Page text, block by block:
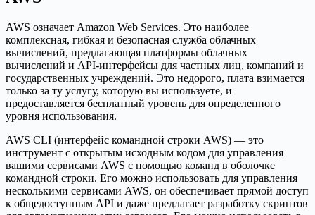
AWS означает Amazon Web Services. Это наиболее
комплексная, гибкая и безопасная служба облачных
вычислений, предлагающая платформы облачных
вычислений и API-интерфейсы для частных лиц, компаний и
государственных учреждений. Это недорого, плата взимается
только за ту услугу, которую вы используете, и
предоставляется бесплатный уровень для определенного
уровня использования.
AWS CLI (интерфейс командной строки AWS) — это
инструмент с открытым исходным кодом для управления
вашими сервисами AWS с помощью команд в оболочке
командной строки. Его можно использовать для управления
несколькими сервисами AWS, он обеспечивает прямой доступ
к общедоступным API и даже предлагает разработку скриптов